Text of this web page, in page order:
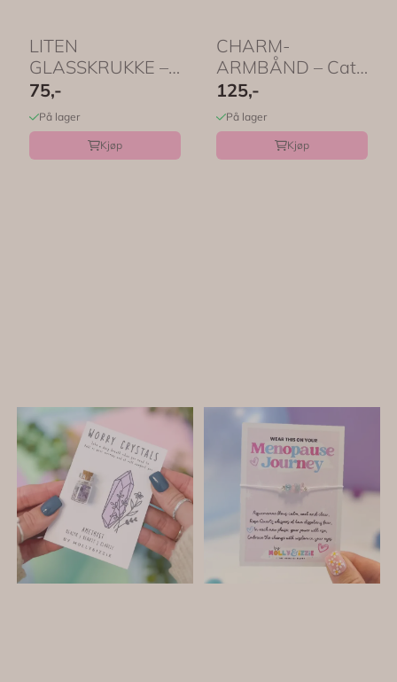
LITEN
GLASSKRUKKE –
Christmas Magic –
by Molly ...
75,-
På lager
Kjøp
CHARM-
ARMBÅND – Cat
Mum – by Molly &
Izzie
125,-
På lager
Kjøp